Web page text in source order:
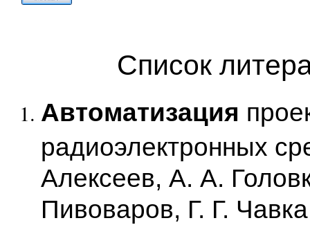
Список
Автоматизация
радиоэлектронных
Алексеев, А. А.
Пивоваров, Г. Г.